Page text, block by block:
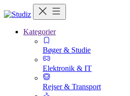
Kategorier
Bøger & Studie
Elektronik & IT
Rejser & Transport